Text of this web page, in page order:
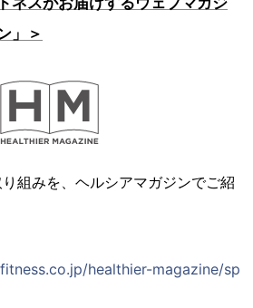
」＞
組みを、ヘルシアマガジンでご紹
healthier-magazine/sp